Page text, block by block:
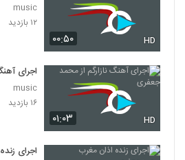
۰۰:۵۰ HD
music
۱۲ بازدید
۰۱:۰۳ HD
اجرای
music
۱۶ بازدید
اجرای